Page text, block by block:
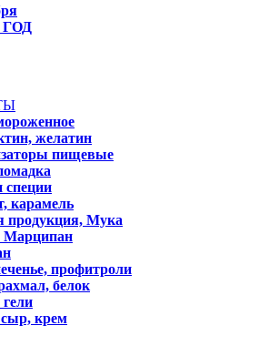
желатин
пищевые
специи
карамель
продукция, Мука
Марципан
профитроли
белок
крем